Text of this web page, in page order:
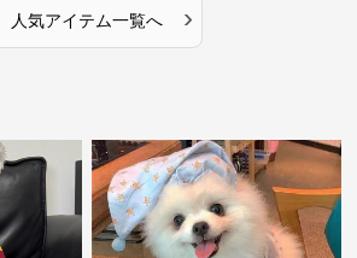
人気アイテム一覧へ ›